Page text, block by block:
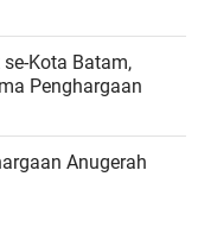
Kota Batam,
Penghargaan
Anugerah